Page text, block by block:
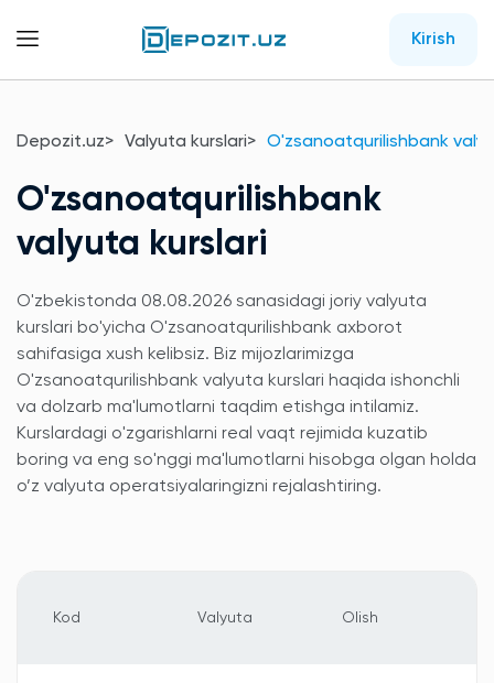
Kirish
Depozit.uz Valyuta kurslari O'zsanoatqurilishbank
O'zsanoatqurilishbank
valyuta kurslari
O'zbekistonda 08.08.2026 sanasidagi joriy valyuta
kurslari bo'yicha O'zsanoatqurilishbank axborot
sahifasiga xush kelibsiz. Biz mijozlarimizga
O'zsanoatqurilishbank valyuta kurslari haqida ishonchli
va dolzarb ma'lumotlarni taqdim etishga intilamiz.
Kurslardagi o'zgarishlarni real vaqt rejimida kuzatib
boring va eng so'nggi ma'lumotlarni hisobga olgan holda
o’z valyuta operatsiyalaringizni rejalashtiring.
Kod Valyuta Olish